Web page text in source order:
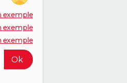
exemple
exemple
exemple